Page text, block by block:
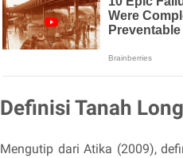
Definisi Tanah
Mengutip dari Atika (2009),